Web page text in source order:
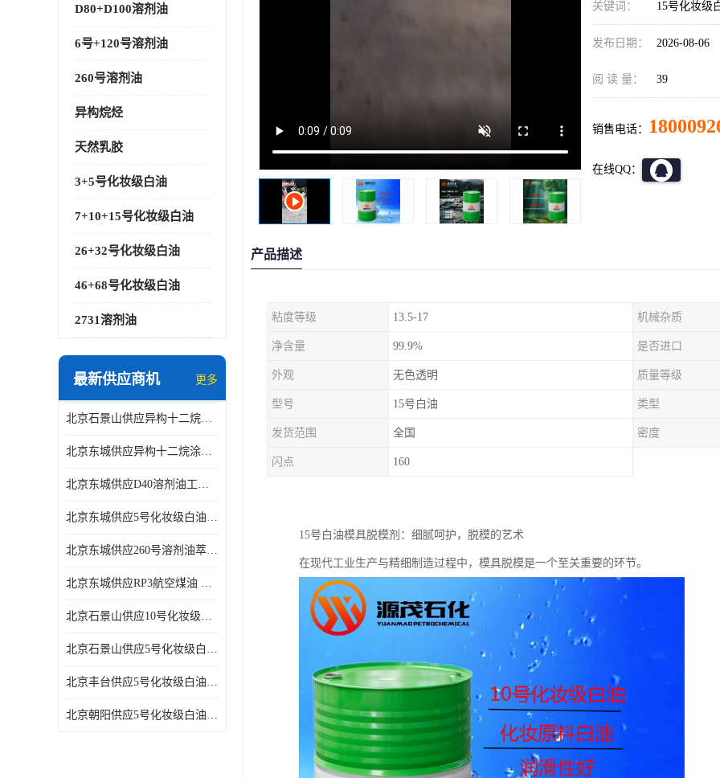
D80+D100溶剂油
6号+120号溶剂油
260号溶剂油
异构烷烃
天然乳胶
3+5号化妆级白油
7+10+15号化妆级白油
26+32号化妆级白油
46+68号化妆级白油
2731溶剂油
最新供应商机 更多
北京石景山供应异构十二烷香精助剂
北京东城供应异构十二烷涂料胶粘油墨稀释剂
北京东城供应D40溶剂油工业金属清洗
北京东城供应5号化妆级白油钻井液润滑剂
北京东城供应260号溶剂油萃取溶剂油金属萃取剂
北京东城供应RP3航空煤油 高含量国标工业级航空煤油燃料油 无色透明
北京石景山供应10号化妆级白油高精密机械润滑油
北京石景山供应5号化妆级白油缝纫机油 设备润滑油
北京丰台供应5号化妆级白油纤维与织物柔软光亮
北京朝阳供应5号化妆级白油纺织时的润滑剂
关键词： 15号化妆级
发布日期： 2026-08-06
阅 读 量： 39
销售电话：
在线QQ：
产品描述
粘度等级 13.5-17 机械杂质
净含量 99.9% 是否进口
外观 无色透明 质量等级
型号 15号白油 类型
发货范围 全国 密度
闪点 160
15号白油模具脱模剂：细腻呵护，脱模的艺术
在现代工业生产与精细制造过程中，模具脱模是一个至关重要的环节。